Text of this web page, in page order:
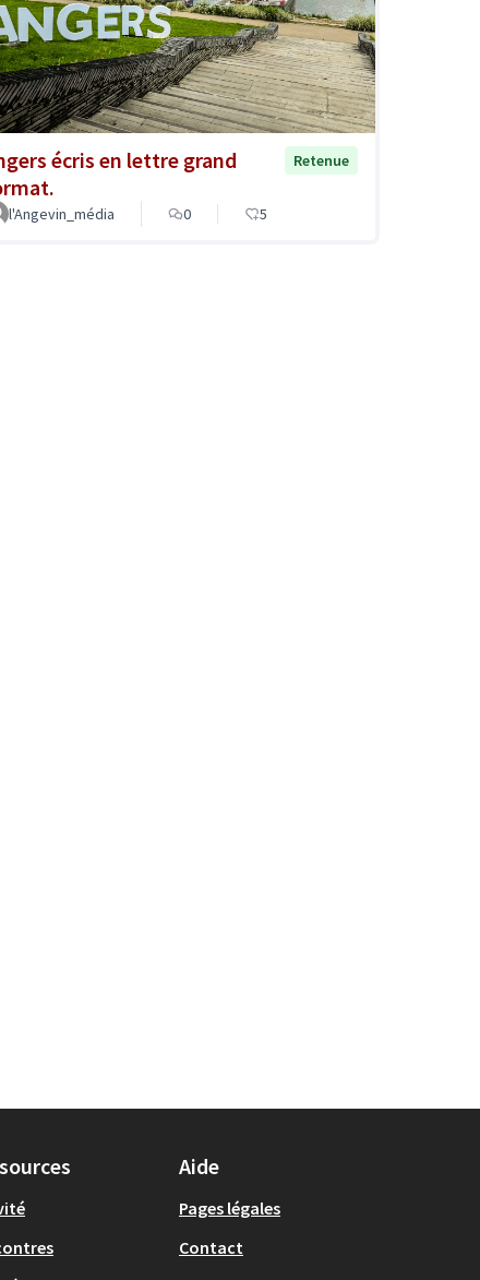
écris en lettre grand
Retenue
l'Angevin_média 0 5
Aide
Pages légales
Contact